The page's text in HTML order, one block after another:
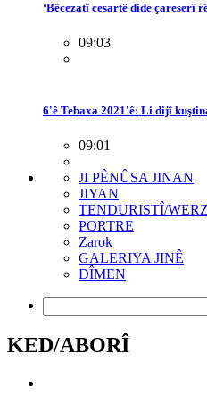
‘Bêcezatî cesartê dide çareserî
09:03
6'ê Tebaxa 2021'ê: Li dijî
09:01
JI PÊNÛSA JINAN
JIYAN
TENDURISTÎ/
PORTRE
Zarok
GALERIYA JINÊ
DÎMEN
KED/ABORÎ